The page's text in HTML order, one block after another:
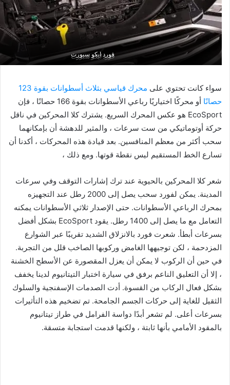
فورد ايكو سبورت
فورد ايكو سبورت
سواء كانت تحتوي على
محرك قياسي بثلاث أسطوانات بقوة 123
حصانًا
أو محركًا اختياريًا رباعي الأسطوانات بقوة 166 حصانًا ، فإن
EcoSport هو عكس المحرك السريع. يشترك كلا المحركين في ناقل
حركة أوتوماتيكي من ست سرعات ، والمثير للدهشة أن بإمكانهما
سحب أكثر من معظم المنافسين. بعد قيادة هذه المحركات ، أكدنا أن
تسارع الخط المستقيم ليس نقطة قوتها. ومع ذلك ،
شعر كلا المحركين بالحيوية عند ترك إشارات التوقف وفي سرعات
المدينة. يمكن لفورد سحب يصل إلى 2000 رطل عند التجهيزه
بمحرك الرباعي الأسطوانات. حتى الإصدار ثلاثي الأسطوانات يمكنه
التعامل مع ما يصل إلى 1400 رطل. يقود EcoSport بشكل أفضل
بسرعات أبطأ. شعرت فورد بالانزلاق الشديد تقريبًا عبر الشوارع
المزدحمة ، لكن توجيهها الغامض وركوبها الصاخب قلل من التجربة.
في حين أن الركوب لا يمكن أن يعزل المقصورة عن الأسطح الخشنة
، إلا أن التعليق الناعم برفق في سيارة اختبار التيتانيوم لدينا يخفف
بشكل فعال الركاب من القسوة. أدت الصدمات الإسفنجية والسلوك
الثقيل للغاية إلى حركات الجسم الجامحة. تم تضخيم هذه التأثيرات
بسرعات أعلى. لم تشعر أبدًا دواسة الفرامل في طراز تيتانيوم
بالمقود الأمامي بأنها ثابتة ، ولكنها قدمت استجابة متسقة.